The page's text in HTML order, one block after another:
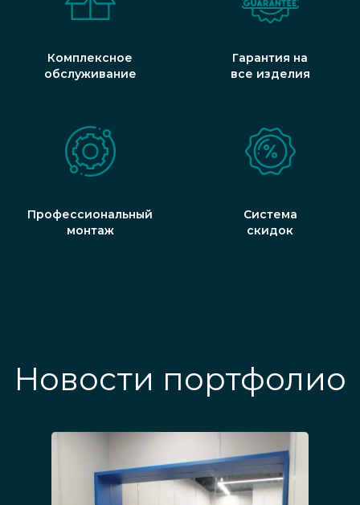
Комплексное
обслуживание
Гарантия на
все изделия
Профессиональный
монтаж
Система
скидок
Новости портфолио